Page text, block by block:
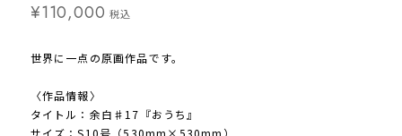
¥110,000 税込
世界に一点の原画作品です。
〈作品情報〉
タイトル：余白♯17『おうち』
サイズ：S10号（530mm×530mm）